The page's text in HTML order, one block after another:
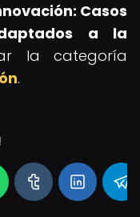
Casos
a la
la categoría
.